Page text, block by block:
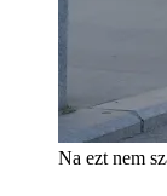
Na ezt nem